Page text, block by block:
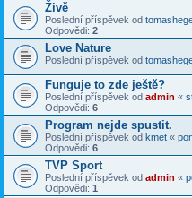
Živě
Poslední příspěvek od
Odpovědi: 2
Love Nature
Poslední příspěvek od
Funguje to zde ještě?
Poslední příspěvek od admin «
Odpovědi: 6
Program nejde spustit.
Poslední příspěvek od kmet «
Odpovědi: 6
TVP Sport
Poslední příspěvek od admin «
Odpovědi: 1